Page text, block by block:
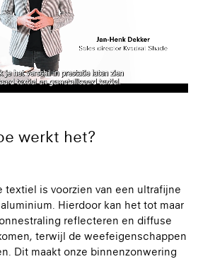
werkt het?
textiel is voorzien van een ultrafijne
Hierdoor kan het tot maar
reflecteren en diffuse
terwijl de weefeigenschappen
Dit maakt onze binnenzonwering